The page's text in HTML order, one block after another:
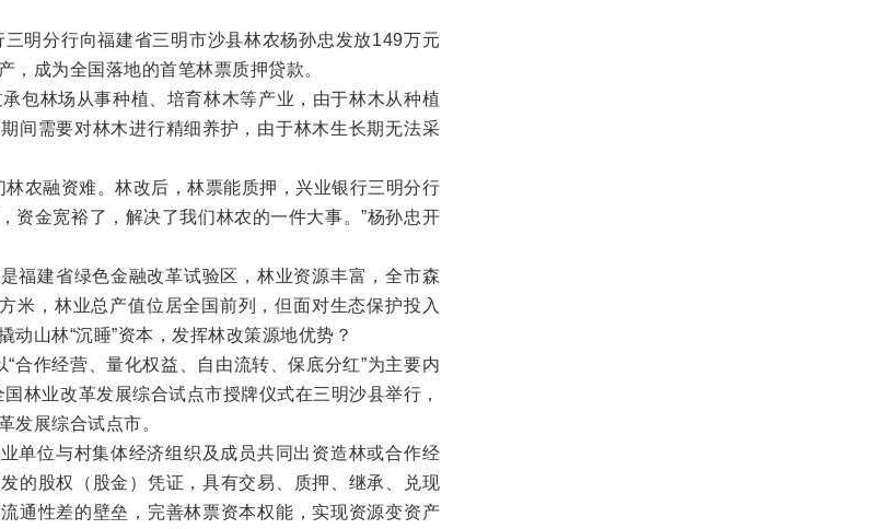
明分行向福建省三明市沙县林农杨孙忠发放149万元
，成为全国落地的首笔林票质押贷款。
包林场从事种植、培育林木等产业，由于林木从种植
间需要对林木进行精细养护，由于林木生长期无法采
农融资难。林改后，林票能质押，兴业银行三明分行
资金宽裕了，解决了我们林农的一件大事。”杨孙忠开
福建省绿色金融改革试验区，林业资源丰富，全市森
米，林业总产值位居全国前列，但面对生态保护投入
山林“沉睡”资本，发挥林改策源地优势？
合作经营、量化权益、自由流转、保底分红”为主要内
林业改革发展综合试点市授牌仪式在三明沙县举行，
发展综合试点市。
单位与村集体经济组织及成员共同出资造林或合作经
的股权（股金）凭证，具有交易、质押、继承、兑现
通性差的壁垒，完善林票资本权能，实现资源变资产